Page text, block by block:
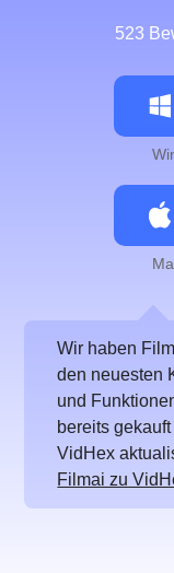
523
Wir haben
den neuesten
und
bereits
VidHex
Filmai zu